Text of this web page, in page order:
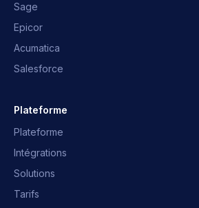
Sage
Epicor
Acumatica
Salesforce
Plateforme
Plateforme
Intégrations
Solutions
Tarifs